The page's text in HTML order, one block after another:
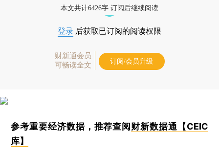
本文共计6426字 订阅后继续阅读
登录 后获取已订阅的阅读权限
财新通会员
可畅读全文
订阅/会员升级
参考重要经济数据，推荐查阅 财新数据通【CEIC
库】